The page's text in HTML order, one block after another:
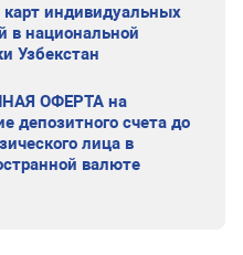
карт индивидуальных
в национальной
Узбекстан
ОФЕРТА на
депозитного счета до
лица в
валюте